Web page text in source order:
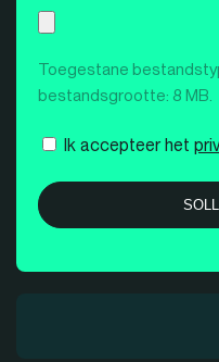
Toegestane
bestandsgrootte: 8 MB.
Instemming
Ik accepteer het